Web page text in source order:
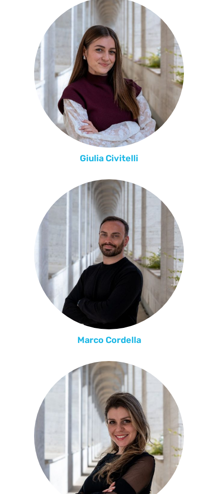
Giulia Civitelli
Marco Cordella